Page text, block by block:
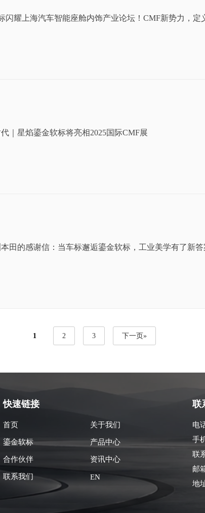
闪耀上海汽车智能座舱内饰产业论坛！CMF新势力，定
｜星焰鎏金软标将亮相2025国际CMF展
田的感谢信：当车标邂逅鎏金软标，工业美学有了新答
1 2 3 下一页»
快速链接
首页 关于我们
鎏金软标 产品中心
合作伙伴 资讯中心
联系我们 EN
联
电
手
联
邮
地